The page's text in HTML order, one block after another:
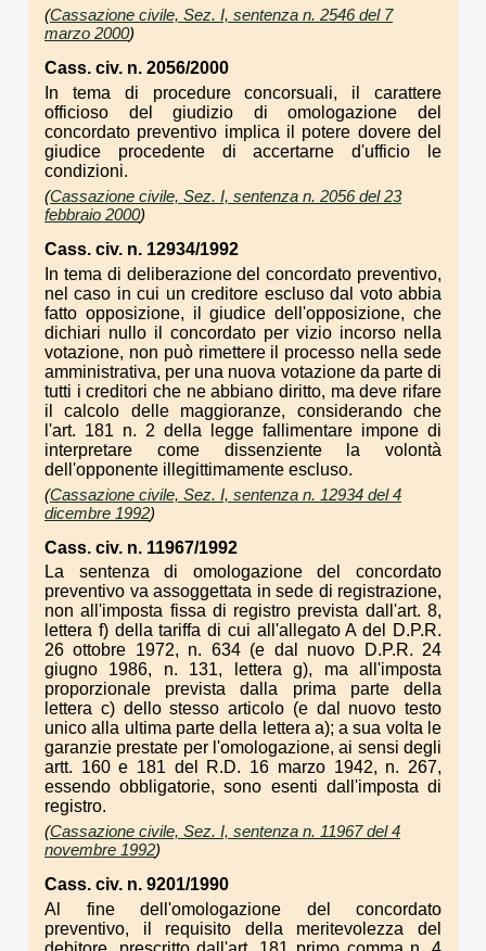
(Cassazione civile, Sez. I, sentenza n. 2546 del 7
marzo 2000)
Cass. civ. n. 2056/2000
In tema di procedure concorsuali, il carattere
officioso del giudizio di omologazione del
concordato preventivo implica il potere dovere del
giudice procedente di accertarne d'ufficio le
condizioni.
(Cassazione civile, Sez. I, sentenza n. 2056 del 23
febbraio 2000)
Cass. civ. n. 12934/1992
In tema di deliberazione del concordato preventivo,
nel caso in cui un creditore escluso dal voto abbia
fatto opposizione, il giudice dell'opposizione, che
dichiari nullo il concordato per vizio incorso nella
votazione, non può rimettere il processo nella sede
amministrativa, per una nuova votazione da parte di
tutti i creditori che ne abbiano diritto, ma deve rifare
il calcolo delle maggioranze, considerando che
l'art. 181 n. 2 della legge fallimentare impone di
interpretare come dissenziente la volontà
dell'opponente illegittimamente escluso.
(Cassazione civile, Sez. I, sentenza n. 12934 del 4
dicembre 1992)
Cass. civ. n. 11967/1992
La sentenza di omologazione del concordato
preventivo va assoggettata in sede di registrazione,
non all'imposta fissa di registro prevista dall'art. 8,
lettera f) della tariffa di cui all'allegato A del D.P.R.
26 ottobre 1972, n. 634 (e dal nuovo D.P.R. 24
giugno 1986, n. 131, lettera g), ma all'imposta
proporzionale prevista dalla prima parte della
lettera c) dello stesso articolo (e dal nuovo testo
unico alla ultima parte della lettera a); a sua volta le
garanzie prestate per l'omologazione, ai sensi degli
artt. 160 e 181 del R.D. 16 marzo 1942, n. 267,
essendo obbligatorie, sono esenti dall'imposta di
registro.
(Cassazione civile, Sez. I, sentenza n. 11967 del 4
novembre 1992)
Cass. civ. n. 9201/1990
Al fine dell'omologazione del concordato
preventivo, il requisito della meritevolezza del